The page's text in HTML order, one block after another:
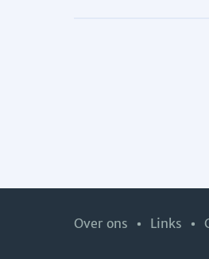
Over ons Links